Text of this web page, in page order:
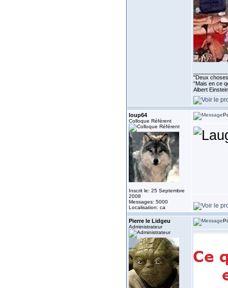
''Deux
"Mais en ce
Albert
loup64
Colloque Référent
Inscrit le: 25 Septembre
2008
Messages: 5000
Localisation: ca
Pierre le Lidgeu
Administrateur